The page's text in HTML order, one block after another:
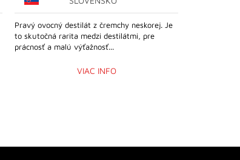
Pravý ovocný destilát z čremchy neskorej. Je
to skutočná rarita medzi destilátmi, pre
prácnosť a malú výťažnosť...
VIAC INFO